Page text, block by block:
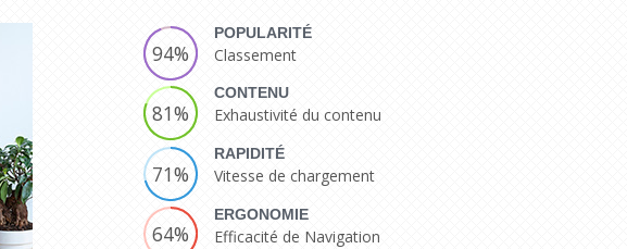
94%
POPULARITÉ
Classement
81%
CONTENU
Exhaustivité du contenu
71%
RAPIDITÉ
Vitesse de chargement
64%
ERGONOMIE
Efficacité de Navigation